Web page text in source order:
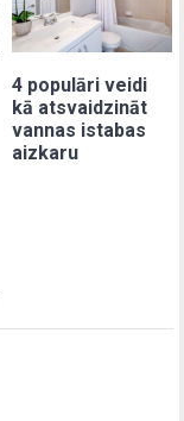
4 populāri veidi
kā atsvaidzināt
vannas istabas
aizkaru